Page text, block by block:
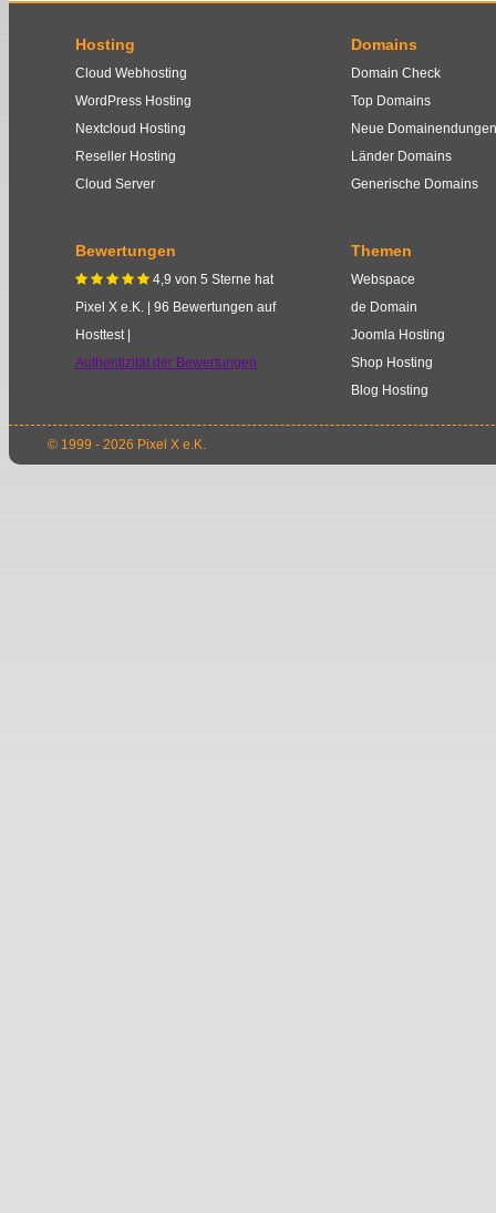
Hosting
Cloud Webhosting
WordPress Hosting
Nextcloud Hosting
Reseller Hosting
Cloud Server
Domains
Domain Check
Top Domains
Neue Domainendungen
Länder Domains
Generische Domains
Bewertungen
     4,9 von 5 Sterne hat
Pixel X e.K.
96 Bewertungen auf
Hosttest |
Authentizität der Bewertungen
Themen
Webspace
de Domain
Joomla Hosting
Shop Hosting
Blog Hosting
© 1999 - 2026 Pixel X e.K.